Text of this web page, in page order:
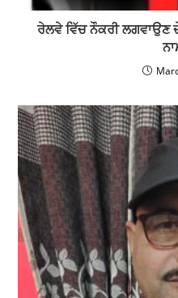
ਰੇਲਵੇ ਵਿੱਚ ਨੌਕਰੀ ਲਗਵਾਉਣ